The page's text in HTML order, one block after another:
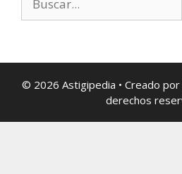
© 2026 Astigipedia • Creado por
derechos